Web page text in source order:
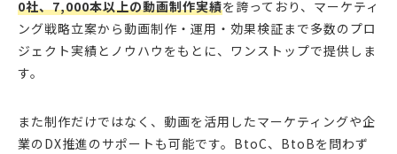
0社、7,000本以上の動画制作実績を誇っており、マーケティ
ング戦略立案から動画制作・運用・効果検証まで多数のプロ
ジェクト実績とノウハウをもとに、ワンストップで提供しま
す。
また制作だけではなく、動画を活用したマーケティングや企
業のDX推進のサポートも可能です。BtoC、BtoBを問わず